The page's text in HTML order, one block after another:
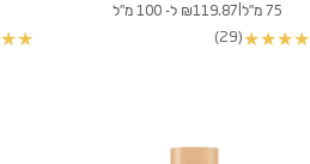
75 מ"ל | ₪119.87 ל- 100 מ"ל
★
★
★
★
(29)
★
★